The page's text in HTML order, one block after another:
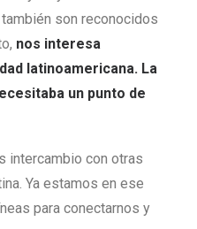
son reconocidos
nos interesa
latinoamericana. La
un punto de
intercambio con otras
Ya estamos en ese
para conectarnos y